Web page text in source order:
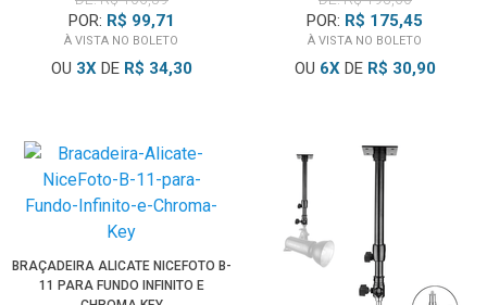
POR: R$ 99,71
À VISTA NO BOLETO
OU 3XDE R$ 34,30
POR: R$ 175,45
À VISTA NO BOLETO
OU 6XDE R$ 30,90
BRAÇADEIRA ALICATE NICEFOTO B-
11 PARA FUNDO INFINITO E